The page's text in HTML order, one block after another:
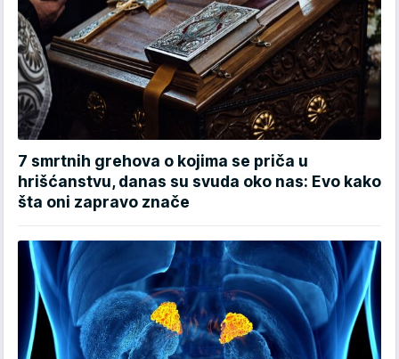
7 smrtnih grehova o kojima se priča u
hrišćanstvu, danas su svuda oko nas: Evo kako
šta oni zapravo znače